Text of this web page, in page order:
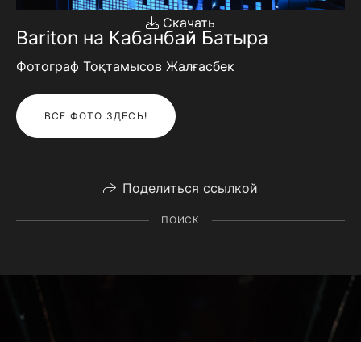
Скачать
Bariton на Кабанбай Батыра
Фотограф Тоқтамысов Жалғасбек
ВСЕ ФОТО ЗДЕСЬ!
Поделиться ссылкой
ПОИСК